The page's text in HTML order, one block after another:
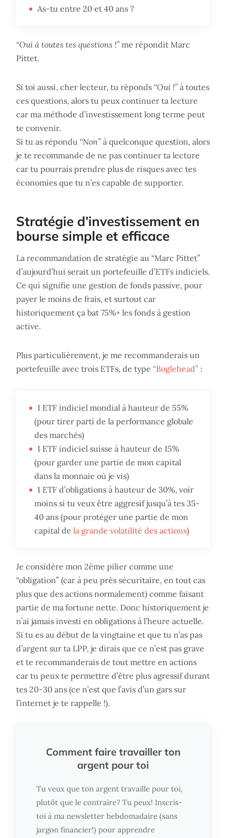
As-tu entre 20 et 40 ans ?
“Oui à toutes tes questions !” me répondit Marc
Pittet.
Si toi aussi, cher lecteur, tu réponds “Oui !” à toutes
ces questions, alors tu peux continuer ta lecture
car ma méthode d’investissement long terme peut
te convenir.
Si tu as répondu “Non” à quelconque question, alors
je te recommande de ne pas continuer ta lecture
car tu pourrais prendre plus de risques avec tes
économies que tu n’es capable de supporter.
Stratégie d’investissement en
bourse simple et efficace
La recommandation de stratégie au “Marc Pittet”
d’aujourd’hui serait un portefeuille d’ETFs indiciels.
Ce qui signifie une gestion de fonds passive, pour
payer le moins de frais, et surtout car
historiquement ça bat 75%+ les fonds à gestion
active.
Plus particulièrement, je me recommanderais un
portefeuille avec trois ETFs, de type “Boglehead” :
1 ETF indiciel mondial à hauteur de 55%
(pour tirer parti de la performance globale
des marchés)
1 ETF indiciel suisse à hauteur de 15%
(pour garder une partie de mon capital
dans la monnaie où je vis)
1 ETF d’obligations à hauteur de 30%, voir
moins si tu veux être aggresif jusqu’à tes 35-
40 ans (pour protéger une partie de mon
capital de la grande volatilité des actions)
Je considère mon 2ème pilier comme une
“obligation” (car à peu près sécuritaire, en tout cas
plus que des actions normalement) comme faisant
partie de ma fortune nette. Donc historiquement je
n’ai jamais investi en obligations à l’heure actuelle.
Si tu es au début de la vingtaine et que tu n’as pas
d’argent sur ta LPP, je dirais que ce n’est pas grave
et te recommanderais de tout mettre en actions
car tu peux te permettre d’être plus agressif durant
tes 20-30 ans (ce n’est que l’avis d’un gars sur
l’internet je te rappelle !).
Comment faire travailler ton
argent pour toi
Tu veux que ton argent travaille pour toi,
plutôt que le contraire? Tu peux! Inscris-
toi à ma newsletter hebdomadaire (sans
jargon financier!) pour apprendre